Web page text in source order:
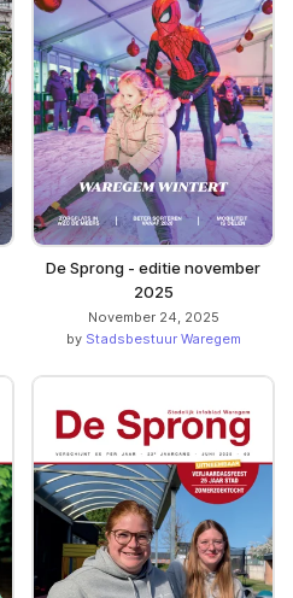
De Sprong - editie november
2025
November 24, 2025
by Stadsbestuur Waregem